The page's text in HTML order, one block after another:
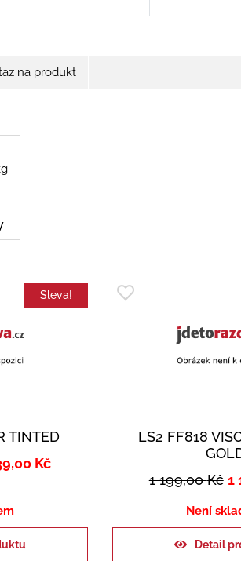
na produkt
Sleva!
TINTED
Kč
LS2 FF818
1 199,00Kč 1
Není
Detail